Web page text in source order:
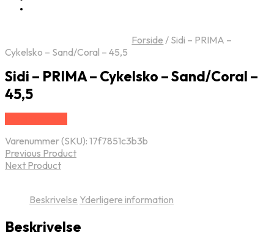
Forside / Sidi – PRIMA –
Cykelsko – Sand/Coral – 45,5
Sidi – PRIMA – Cykelsko – Sand/Coral –
45,5
Varenummer (SKU): 17f7851c3b3b
Previous Product
Next Product
Beskrivelse Yderligere information
Beskrivelse